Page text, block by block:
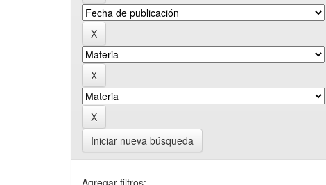
Iniciar nueva búsqueda
Agregar filtros: